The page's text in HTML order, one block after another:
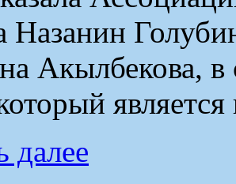
Назанин
Акылбекова, в
далее